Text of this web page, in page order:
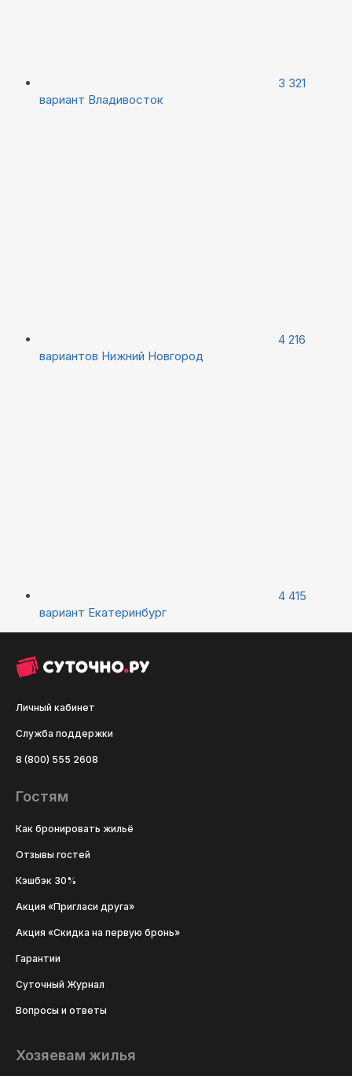
3 321
вариант Владивосток
4 216
вариантов Нижний Новгород
4 415
вариант Екатеринбург
Личный кабинет
Служба поддержки
8 (800) 555 2608
Гостям
Как бронировать жильё
Отзывы гостей
Кэшбэк 30%
Акция «Пригласи друга»
Акция «Скидка на первую бронь»
Гарантии
Суточный Журнал
Вопросы и ответы
Хозяевам жилья